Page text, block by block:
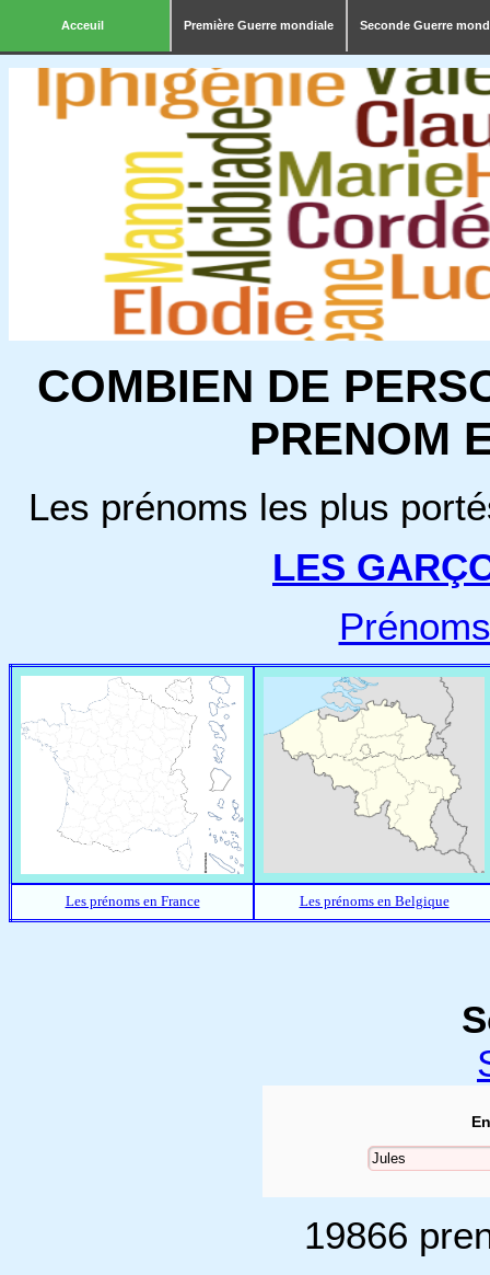
Acceuil Première Guerre mondiale Seconde Guerre
COMBIEN DE
PRENOM
Les prénoms les plus
LES
Les prénoms en France Les prénoms en Belgique
19866